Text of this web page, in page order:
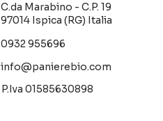
C.da Marabino - C.P. 19
97014 Ispica (RG) Italia
0932 955696
info@panierebio.com
‎‎‎‎‎ P.Iva 01585630898